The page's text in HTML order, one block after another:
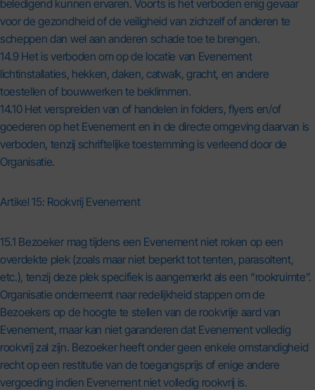
beledigend kunnen ervaren. Voorts is het verboden enig gevaar
voor de gezondheid of de veiligheid van zichzelf of anderen te
scheppen dan wel aan anderen schade toe te brengen.
14.9 Het is verboden om op de locatie van Evenement
lichtinstallaties, hekken, daken, catwalk, gracht, en andere
toestellen of bouwwerken te beklimmen.
14.10 Het verspreiden van of handelen in folders, flyers en/of
goederen op het Evenement en in de directe omgeving daarvan is
verboden, tenzij schriftelijke toestemming is verleend door de
Organisatie.
Artikel 15: Rookvrij Evenement
15.1 Bezoeker mag tijdens een Evenement niet roken op een
overdekte plek (zoals maar niet beperkt tot tenten, parasoltent,
etc.), tenzij deze plek specifiek is aangemerkt als een “rookruimte”.
Organisatie onderneemt naar redelijkheid stappen om de
Bezoekers op de hoogte te stellen van de rookvrije aard van
Evenement, maar kan niet garanderen dat Evenement volledig
rookvrij zal zijn. Bezoeker heeft onder geen enkele omstandigheid
recht op een restitutie van de toegangsprijs of enige andere
vergoeding indien Evenement niet volledig rookvrij is.